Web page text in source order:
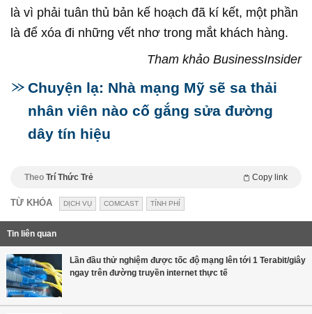
là vì phải tuân thủ bản kế hoạch đã kí kết, một phần
là để xóa đi những vết nhơ trong mắt khách hàng.
Tham khảo BusinessInsider
Chuyện lạ: Nhà mạng Mỹ sẽ sa thải
nhân viên nào cố gắng sửa đường
dây tín hiệu
Theo Trí Thức Trẻ Copy link
TỪ KHÓA DỊCH VỤ COMCAST TÍNH PHÍ
Tin liên quan
Lần đầu thử nghiệm được tốc độ mạng lên tới 1 Terabit/giây
ngay trên đường truyền internet thực tế